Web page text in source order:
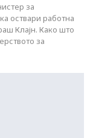
за
оствари работна
Клајн. Како што
за